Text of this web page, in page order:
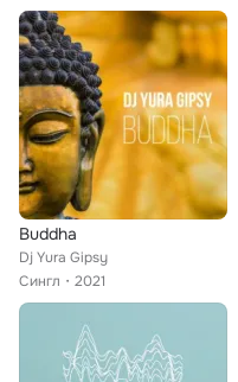
Buddha
Dj Yura Gipsy
Сингл
2021